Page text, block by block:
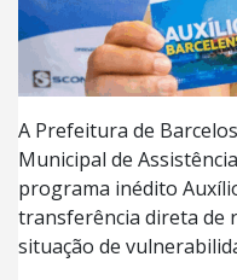
A Prefeitura de
Municipal de
programa inédito
transferência direta de
situação de